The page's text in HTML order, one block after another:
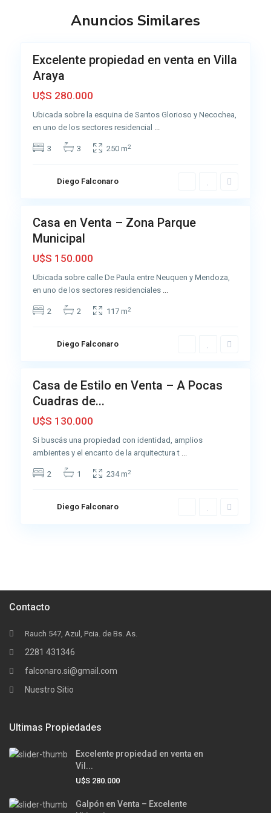
Anuncios Similares
Excelente propiedad en venta en Villa
Araya
U$S 280.000
Ubicada sobre la esquina de Santos Glorioso y Necochea,
en uno de los sectores residencial ...
3 3 250 m2
Diego Falconaro
a
r
q
u
e
A
Casa en Venta – Zona Parque
Municipal
U$S 150.000
Ubicada sobre calle De Paula entre Neuquen y Mendoza,
en uno de los sectores residenciales ...
2 2 117 m2
Diego Falconaro
e
n
t
r
o
A
Casa de Estilo en Venta – A Pocas
Cuadras de...
U$S 130.000
Si buscás una propiedad con identidad, amplios
ambientes y el encanto de la arquitectura t ...
2 1 234 m2
Diego Falconaro
Contacto
Rauch 547, Azul, Pcia. de Bs. As.
2281 431346
falconaro.si@gmail.com
Nuestro Sitio
Ultimas Propiedades
Excelente propiedad en venta en
Vil...
U$S 280.000
Galpón en Venta – Excelente